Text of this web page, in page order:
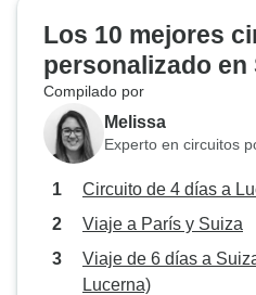
Los 10 mejores
personalizado en
Compilado por
Melissa
Experto en circuitos
Circuito de 4 días a
Viaje a París y Suiza
Viaje de 6 días a
Lucerna)